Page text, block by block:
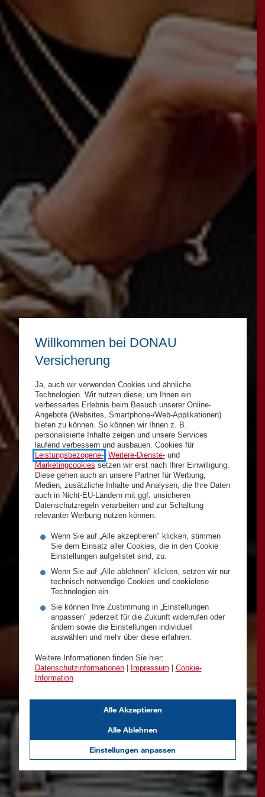
Willkommen bei DONAU
Versicherung
Ja, auch wir verwenden Cookies und ähnliche
Technologien. Wir nutzen diese, um Ihnen ein
verbessertes Erlebnis beim Besuch unserer Online-
Angebote (Websites, Smartphone-/Web-Applikationen)
bieten zu können. So können wir Ihnen z. B.
personalisierte Inhalte zeigen und unsere Services
laufend verbessern und ausbauen. Cookies für
Leistungsbezogene-, Weitere-Dienste-und
Marketingcookies setzen wir erst nach Ihrer Einwilligung.
Diese gehen auch an unsere Partner für Werbung,
Medien, zusätzliche Inhalte und Analysen, die Ihre Daten
auch in Nicht-EU-Ländern mit ggf. unsicheren
Datenschutzregeln verarbeiten und zur Schaltung
relevanter Werbung nutzen können.
Wenn Sie auf „Alle akzeptieren" klicken, stimmen
Sie dem Einsatz aller Cookies, die in den Cookie
Einstellungen aufgelistet sind, zu.
Wenn Sie auf „Alle ablehnen" klicken, setzen wir nur
technisch notwendige Cookies und cookielose
Technologien ein.
Sie können Ihre Zustimmung in „Einstellungen
anpassen" jederzeit für die Zukunft widerrufen oder
ändern sowie die Einstellungen individuell
auswählen und mehr über diese erfahren.
Weitere Informationen finden Sie hier:
Datenschutzinformationen| Impressum
Cookie-
Information
Einstellungen anpassen
Alle Ablehnen
Alle Akzeptieren